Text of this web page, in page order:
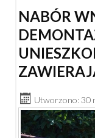
NABÓR
Utworzono: 30